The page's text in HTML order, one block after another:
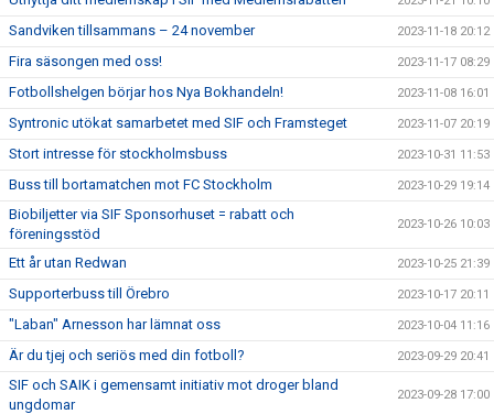
Sandviken tillsammans – 24 november 2023-11-18 20:12
Fira säsongen med oss! 2023-11-17 08:29
Fotbollshelgen börjar hos Nya Bokhandeln! 2023-11-08 16:01
Syntronic utökat samarbetet med SIF och Framsteget 2023-11-07 20:19
Stort intresse för stockholmsbuss 2023-10-31 11:53
Buss till bortamatchen mot FC Stockholm 2023-10-29 19:14
Biobiljetter via SIF Sponsorhuset = rabatt och
föreningsstöd
2023-10-26 10:03
Ett år utan Redwan 2023-10-25 21:39
Supporterbuss till Örebro 2023-10-17 20:11
"Laban" Arnesson har lämnat oss 2023-10-04 11:16
Är du tjej och seriös med din fotboll? 2023-09-29 20:41
SIF och SAIK i gemensamt initiativ mot droger bland
ungdomar
2023-09-28 17:00